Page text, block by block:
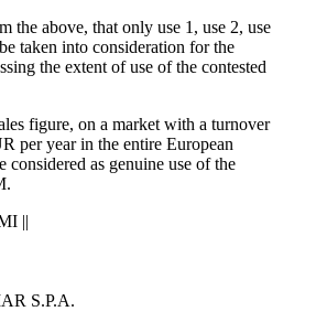
the above, that only use 1, use 2, use
taken into consideration for the
the extent of use of the contested
figure, on a market with a turnover
per year in the entire European
considered as genuine use of the
||
S.P.A.